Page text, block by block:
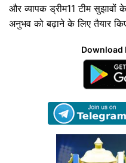
और व्यापक ड्रीम11 टीम
अनुभव को बढ़ाने के लिए तैयार
Download